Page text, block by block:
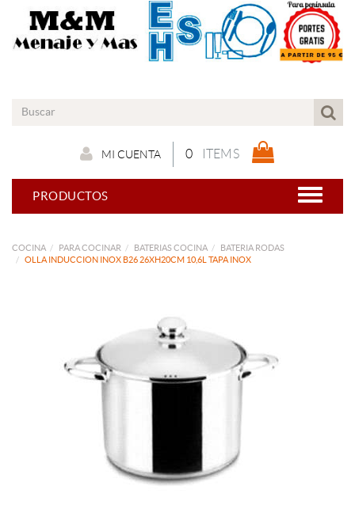
0 ITEMS
MI CUENTA
PRODUCTOS
COCINA PARA COCINAR BATERIAS COCINA
BATERIA RODAS
OLLA INDUCCION INOX B26 26XH20CM 10,6L TAPA INOX